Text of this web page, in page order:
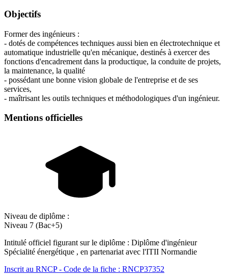
Objectifs
Former des ingénieurs :
- dotés de compétences techniques aussi bien en électrotechnique et
automatique industrielle qu'en mécanique, destinés à exercer des
fonctions d'encadrement dans la productique, la conduite de projets,
la maintenance, la qualité
- possédant une bonne vision globale de l'entreprise et de ses
services,
- maîtrisant les outils techniques et méthodologiques d'un ingénieur.
Mentions officielles
Niveau de diplôme :
Niveau 7 (Bac+5)
Intitulé officiel figurant sur le diplôme : Diplôme d'ingénieur
Spécialité énergétique , en partenariat avec l'ITII Normandie
Inscrit au RNCP - Code de la fiche : RNCP37352